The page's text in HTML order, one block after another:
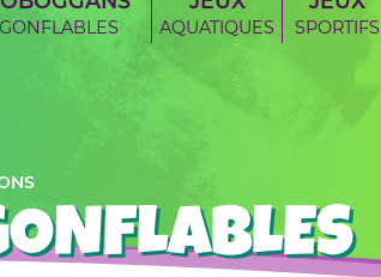
GONFLABLES AQUATIQUES SPORTIFS